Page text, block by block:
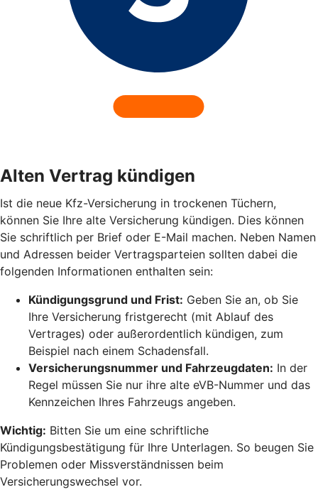
Alten Vertrag kündigen
Ist die neue Kfz-Versicherung in trockenen Tüchern,
können Sie Ihre alte Versicherung kündigen. Dies können
Sie schriftlich per Brief oder E-Mail machen. Neben Namen
und Adressen beider Vertragsparteien sollten dabei die
folgenden Informationen enthalten sein:
Kündigungsgrund und Frist: Geben Sie an, ob Sie
Ihre Versicherung fristgerecht (mit Ablauf des
Vertrages) oder außerordentlich kündigen, zum
Beispiel nach einem Schadensfall.
Versicherungsnummer und Fahrzeugdaten: In der
Regel müssen Sie nur ihre alte eVB-Nummer und das
Kennzeichen Ihres Fahrzeugs angeben.
Wichtig: Bitten Sie um eine schriftliche
Kündigungsbestätigung für Ihre Unterlagen. So beugen Sie
Problemen oder Missverständnissen beim
Versicherungswechsel vor.